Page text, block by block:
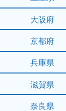
大阪府
京都府
兵庫県
滋賀県
奈良県